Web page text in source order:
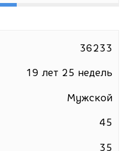
36233
19 лет 25 недель
Мужской
45
35